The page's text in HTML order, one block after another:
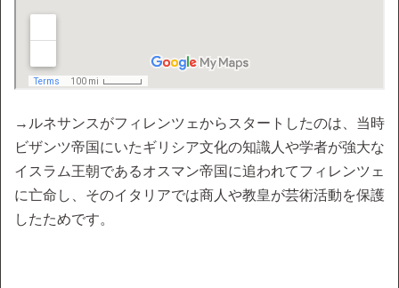
→ルネサンスがフィレンツェからスタートしたのは、当時
ビザンツ帝国にいたギリシア文化の知識人や学者が強大な
イスラム王朝であるオスマン帝国に追われてフィレンツェ
に亡命し、そのイタリアでは商人や教皇が芸術活動を保護
したためです。